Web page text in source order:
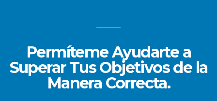
Permíteme Ayudarte a
Superar Tus Objetivos de la
Manera Correcta.